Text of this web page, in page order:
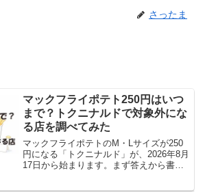
さったま
マックフライポテト250円はいつ
まで？トクニナルドで対象外にな
る店を調べてみた
マックフライポテトのM・Lサイズが250
円になる「トクニナルド」が、2026年8月
17日から始まります。まず答えから書き